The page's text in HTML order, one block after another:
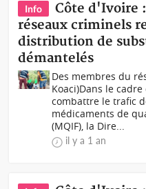
Info
Côte d'Ivoire
réseaux criminels
distribution de
démantelés
Des membres du
Koaci)Dans le
combattre le trafic
médicaments de
(MQIF), la Dire...
il y a 1 an